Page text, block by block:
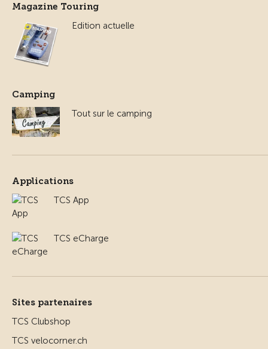
Magazine Touring
Edition actuelle
Camping
Tout sur le camping
Applications
TCS App
TCS eCharge
Sites partenaires
TCS Clubshop
TCS velocorner.ch